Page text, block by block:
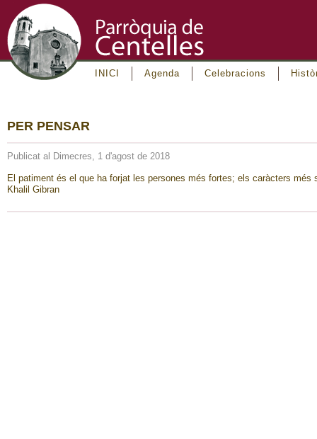
INICI Agenda Celebracions
PER PENSAR
Publicat al Dimecres, 1 d'agost de 2018
El patiment és el que ha forjat les persones més fortes; els caràcters més
Khalil Gibran